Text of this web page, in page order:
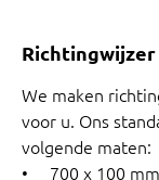
We maken
voor u. Ons
volgende maten:
• 700 x 100